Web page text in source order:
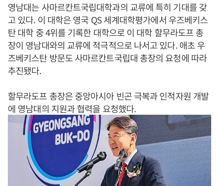
영남대는 사마르칸트국립대학과의 교류에 특히 기대를 갖
고 있다. 이 대학은 영국 QS 세계대학평가에서 우즈베키스
탄 대학 중 4위를 기록한 대학으로 이 대학 할무라도프 총
장이 영남대와의 교류에 적극적으로 나서고 있다. 애초 우
즈베키스탄 방문도 사마르칸트국립대 총장의 요청에 따라
추진됐다.
할무라도프 총장은 중앙아시아 빈곤 극복과 인적자원 개발
에 영남대의 지원과 협력을 요청했다.